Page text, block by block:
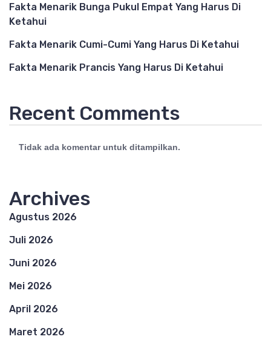
Fakta Menarik Bunga Pukul Empat Yang Harus Di
Ketahui
Fakta Menarik Cumi-Cumi Yang Harus Di Ketahui
Fakta Menarik Prancis Yang Harus Di Ketahui
Recent Comments
Tidak ada komentar untuk ditampilkan.
Archives
Agustus 2026
Juli 2026
Juni 2026
Mei 2026
April 2026
Maret 2026